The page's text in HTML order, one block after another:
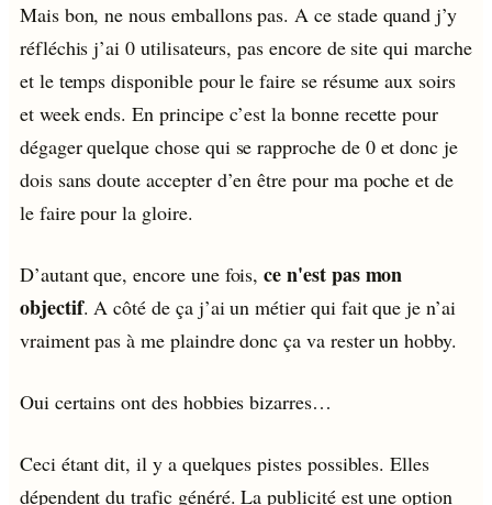
Mais bon, ne nous emballons pas. A ce stade quand j’y
réfléchis j’ai 0 utilisateurs, pas encore de site qui marche
et le temps disponible pour le faire se résume aux soirs
et week ends. En principe c’est la bonne recette pour
dégager quelque chose qui se rapproche de 0 et donc je
dois sans doute accepter d’en être pour ma poche et de
le faire pour la gloire.
D’autant que, encore une fois,ce n'est pas mon
objectif. A côté de ça j’ai un métier qui fait que je n’ai
vraiment pas à me plaindre donc ça va rester un hobby.
Oui certains ont des hobbies bizarres…
Ceci étant dit, il y a quelques pistes possibles. Elles
dépendent du trafic généré. La publicité est une option